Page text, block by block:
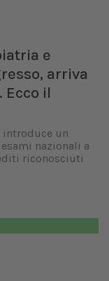
e
arriva
il
un
nazionali a
riconosciuti